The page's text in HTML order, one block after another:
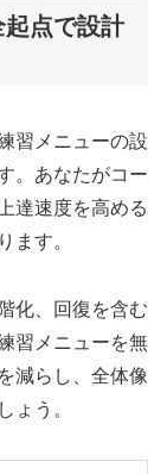
点で設計
習メニューの設
。あなたがコー
達速度を高める
ます。
化、回復を含む
習メニューを無
減らし、全体像
ょう。